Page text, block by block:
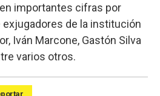
importantes cifras por
de la institución
Iván Marcone, Gastón Silva
varios otros.